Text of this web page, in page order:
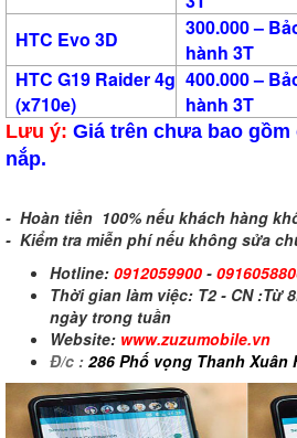
HTC Evo 3D
300.000 –
hành 3T
HTC G19 Raider 4g
(x710e)
400.000 –
hành 3T
Lưu ý: Giá trên chưa bao
nắp.
- Hoàn tiền 100% nếu khách hàng
- Kiểm tra miễn phí nếu không sửa
Hotline: 0912059900 -
Thời gian làm việc: T2 - CN :Từ
ngày trong tuần
Website: www.zuzumobile.vn
Đ/c : 286 Phố vọng Thanh Xuân